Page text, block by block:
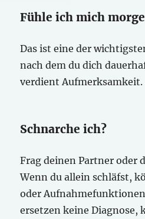
Fühle ich mich
Das ist eine der
nach dem du dich
verdient Aufmerksamkeit.
Schnarche ich?
Frag deinen Partner oder
Wenn du allein schläfst,
oder
ersetzen keine Diagnose,